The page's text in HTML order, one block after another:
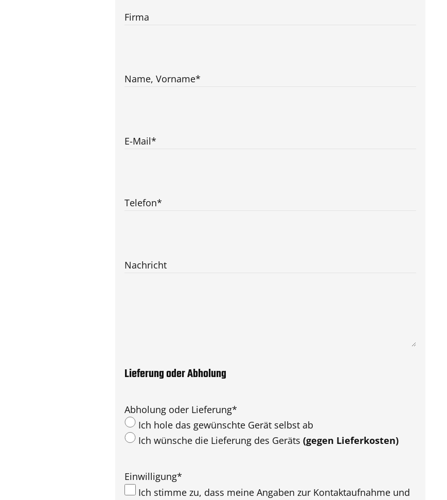
Firma
Name, Vorname*
E-Mail*
Telefon*
Nachricht
Lieferung oder Abholung
Abholung oder Lieferung*
Ich hole das gewünschte Gerät selbst ab
Ich wünsche die Lieferung des Geräts (gegen Lieferkosten)
Einwilligung*
Ich stimme zu, dass meine Angaben zur Kontaktaufnahme und